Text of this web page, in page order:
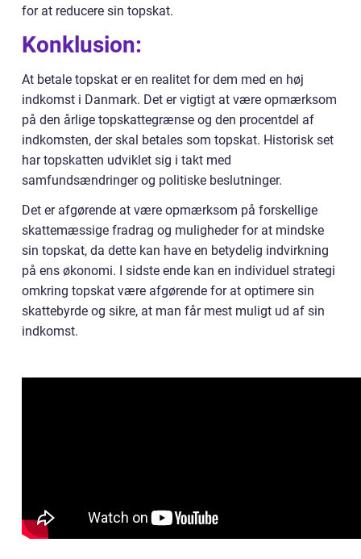
for at reducere sin topskat.
Konklusion:
At betale topskat er en realitet for dem med en høj
indkomst i Danmark. Det er vigtigt at være opmærksom
på den årlige topskattegrænse og den procentdel af
indkomsten, der skal betales som topskat. Historisk set
har topskatten udviklet sig i takt med
samfundsændringer og politiske beslutninger.
Det er afgørende at være opmærksom på forskellige
skattemæssige fradrag og muligheder for at mindske
sin topskat, da dette kan have en betydelig indvirkning
på ens økonomi. I sidste ende kan en individuel strategi
omkring topskat være afgørende for at optimere sin
skattebyrde og sikre, at man får mest muligt ud af sin
indkomst.